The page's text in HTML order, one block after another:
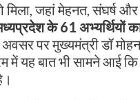
मिला, जहां मेहनत,
के 61 अभ्यर्थियों
पर मुख्यमंत्री डॉ
में यह बात भी सामने आई कि